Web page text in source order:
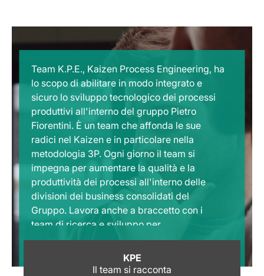
KPE
Il team si racconta
Team K.P.E., Kaizen Process Engineering, ha
lo scopo di abilitare in modo integrato e
sicuro lo sviluppo tecnologico dei processi
produttivi all'interno del gruppo Pietro
Fiorentini. È un team che affonda le sue
radici nel Kaizen e in particolare nella
metodologia 3P. Ogni giorno il team si
impegna per aumentare la qualità e la
produttività dei processi all'interno delle
divisioni dei business consolidati del
Gruppo. Lavora anche a braccetto con i
team di ricerca e sviluppo per
industrializzare nuovi prodotti e fianco a
fianco con le startup acquisite dal gruppo
per scalare i nuovi business.